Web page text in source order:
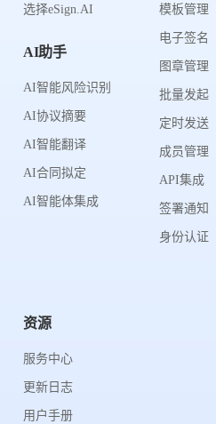
选择eSign.AI
AI助手
AI智能风险识别
AI协议摘要
AI智能翻译
AI合同拟定
AI智能体集成
模板管理
电子签名
图章管理
批量发起
定时发送
成员管理
API集成
签署通知
身份认证
资源
服务中心
更新日志
用户手册